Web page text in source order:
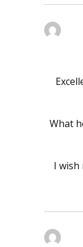
What
I wish